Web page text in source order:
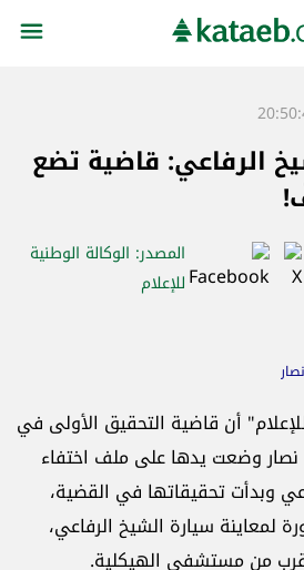
الرفاعي: قاضية تضع
المصدر: الوكالة الوطنية
للإعلام
أن قاضية التحقيق الأولى في
نصار وضعت يدها على ملف اختفاء
وبدأت تحقيقاتها في القضية،
لمعاينة سيارة الشيخ الرفاعي،
من مستشفى الهيكلية.